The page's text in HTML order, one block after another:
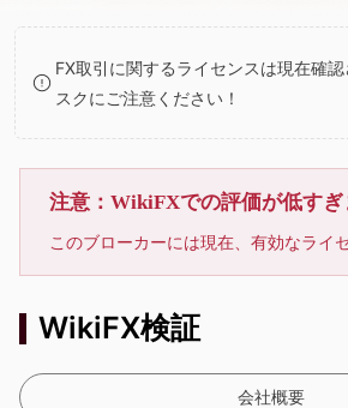
5
6
7
8
FX取引に関するライセンスは現在確
スクにご注意ください！
WikiFX検証
会社概要